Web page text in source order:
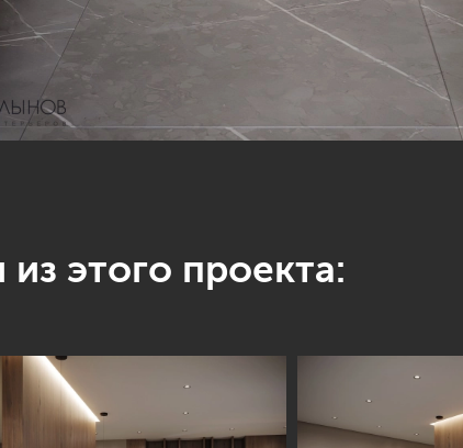
этого проекта: